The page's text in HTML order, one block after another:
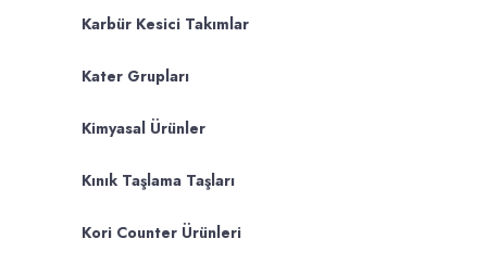
Karbür Kesici Takımlar
Kater Grupları
Kimyasal Ürünler
Kınık Taşlama Taşları
Kori Counter Ürünleri